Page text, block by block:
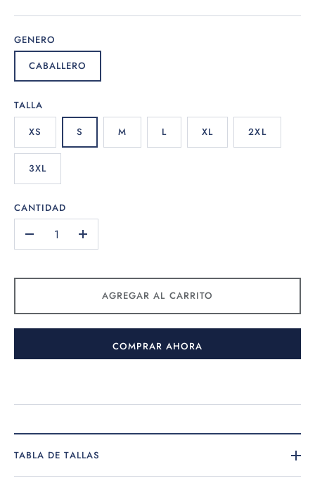
GENERO
CABALLERO
TALLA
XS
S M L XL 2XL
3XL
CANTIDAD
+
AGREGAR AL CARRITO
COMPRAR AHORA
TABLA DE TALLAS